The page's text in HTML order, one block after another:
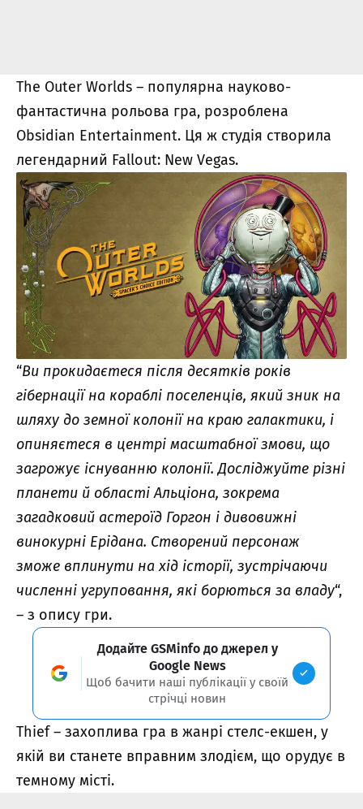
The Outer Worlds – популярна науково-
фантастична рольова гра, розроблена
Obsidian Entertainment. Ця ж студія створила
легендарний Fallout: New Vegas.
“Ви прокидаєтеся після десятків років
гібернації на кораблі поселенців, який зник на
шляху до земної колонії на краю галактики, і
опиняєтеся в центрі масштабної змови, що
загрожує існуванню колонії. Досліджуйте різні
планети й області Альціона, зокрема
загадковий астероїд Горгон і дивовижні
винокурні Ерідана. Створений персонаж
зможе вплинути на хід історії, зустрічаючи
численні угруповання, які борються за владу“,
– з опису гри.
Додайте GSMinfo до джерел у
Google News
Щоб бачити наші публікації у своїй
стрічці новин
Thief – захоплива гра в жанрі стелс-екшен, у
якій ви станете вправним злодієм, що орудує в
темному місті.